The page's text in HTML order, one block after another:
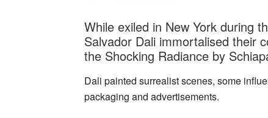
While exiled in New York during
Salvador Dali immortalised their
the Shocking Radiance by
Dali painted surrealist scenes, some
packaging and advertisements.